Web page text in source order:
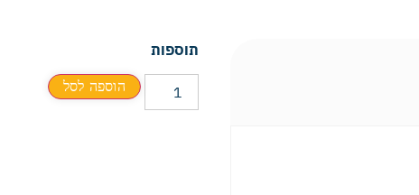
תוספות
הוספה לסל